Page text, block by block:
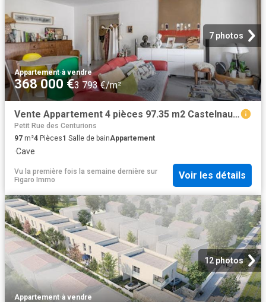
7 photos
Appartement·à vendre
368 000 €3 793 €/m²
Vente Appartement 4 pièces 97.35 m2 Castelnau le Lez
Petit Rue des Centurions
97 m²4 Pièces1 Salle de bainAppartement
·Cave
Vu la première fois la semaine dernière sur
Figaro Immo
Voir les détails
12 photos
Appartement·à vendre